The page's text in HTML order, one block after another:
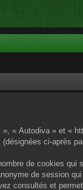
« Autodiva » et «
ci-après
de cookies qui
de session
consultés et